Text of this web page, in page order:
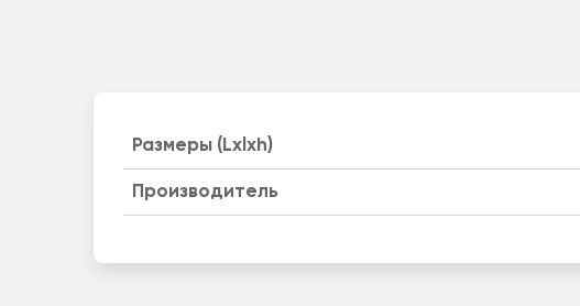
Размеры (Lxlxh)
Производитель